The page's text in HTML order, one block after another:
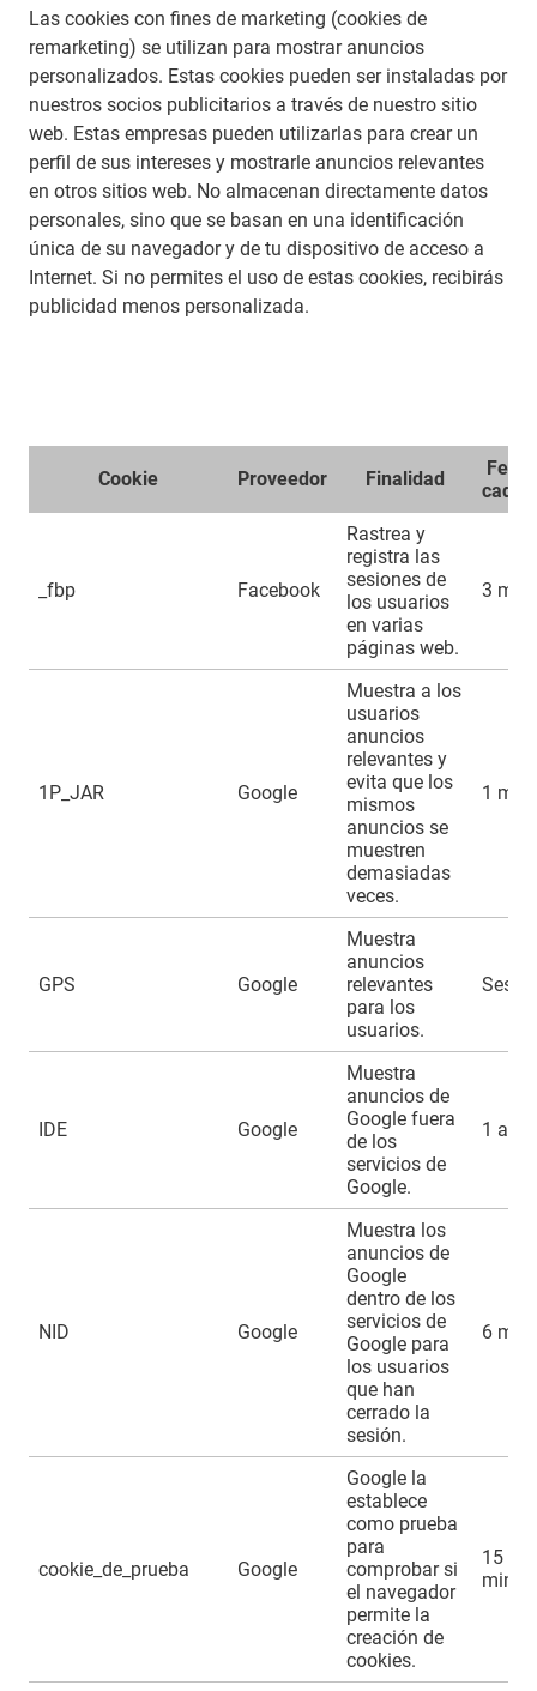
Las cookies con fines de marketing (cookies de
remarketing) se utilizan para mostrar anuncios
personalizados. Estas cookies pueden ser instaladas por
nuestros socios publicitarios a través de nuestro sitio
web. Estas empresas pueden utilizarlas para crear un
perfil de sus intereses y mostrarle anuncios relevantes
en otros sitios web. No almacenan directamente datos
personales, sino que se basan en una identificación
única de su navegador y de tu dispositivo de acceso a
Internet. Si no permites el uso de estas cookies, recibirás
publicidad menos personalizada.
Cookie Proveedor Finalidad
_fbp Facebook
Rastrea y
registra las
sesiones de
los usuarios
en varias
páginas web.
3
1P_JAR Google
Muestra a los
usuarios
anuncios
relevantes y
evita que los
mismos
anuncios se
muestren
demasiadas
veces.
1 mes
GPS Google
Muestra
anuncios
relevantes
para los
usuarios.
IDE Google
Muestra
anuncios de
Google fuera
de los
servicios de
Google.
1 año
NID Google
Muestra los
anuncios de
Google
dentro de los
servicios de
Google para
los usuarios
que han
cerrado la
sesión.
6
cookie_de_prueba Google
Google la
establece
como prueba
para
comprobar si
el navegador
permite la
creación de
cookies.
15